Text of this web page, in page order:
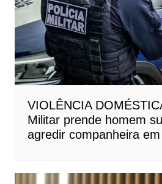
VIOLÊNCIA
Militar prende homem
agredir companheira